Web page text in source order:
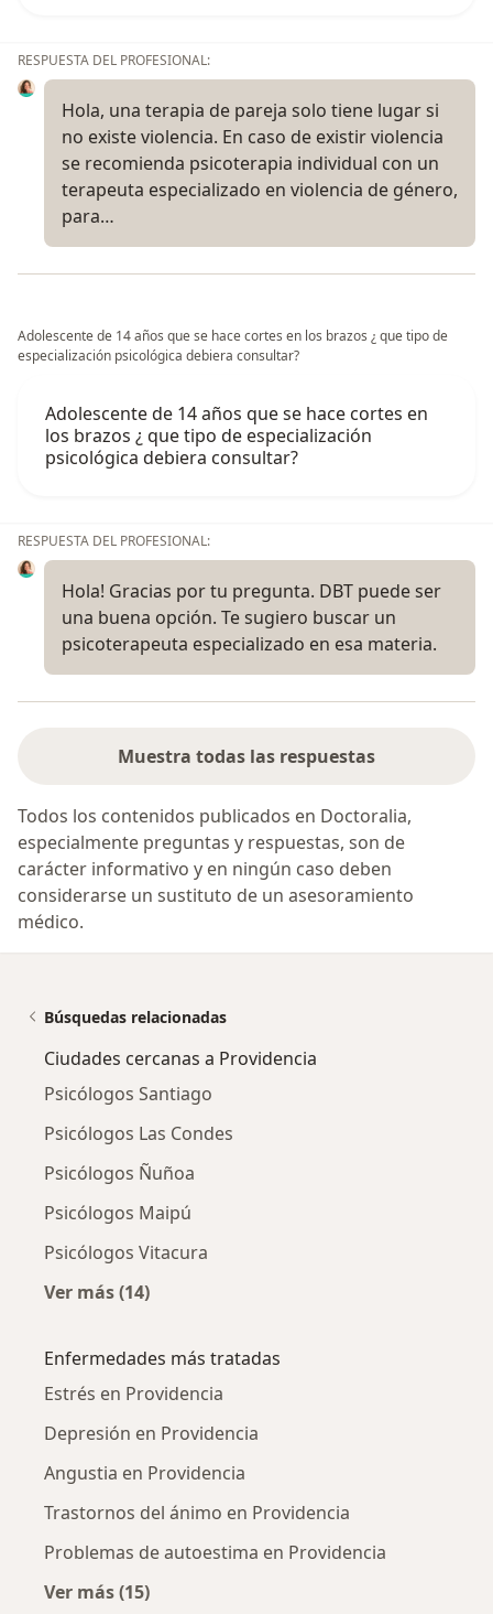
RESPUESTA DEL PROFESIONAL:
Hola, una terapia de pareja solo tiene lugar si
no existe violencia. En caso de existir violencia
se recomienda psicoterapia individual con un
terapeuta especializado en violencia de género,
para…
Adolescente de 14 años que se hace cortes en los brazos ¿ que tipo de
especialización psicológica debiera consultar?
Adolescente de 14 años que se hace cortes en
los brazos ¿ que tipo de especialización
psicológica debiera consultar?
RESPUESTA DEL PROFESIONAL:
Hola! Gracias por tu pregunta. DBT puede ser
una buena opción. Te sugiero buscar un
psicoterapeuta especializado en esa materia.
Muestra todas las respuestas
Todos los contenidos publicados en Doctoralia,
especialmente preguntas y respuestas, son de
carácter informativo y en ningún caso deben
considerarse un sustituto de un asesoramiento
médico.
Búsquedas relacionadas
Ciudades cercanas a Providencia
Psicólogos Santiago
Psicólogos Las Condes
Psicólogos Ñuñoa
Psicólogos Maipú
Psicólogos Vitacura
Ver más (14)
Enfermedades más tratadas
Estrés en Providencia
Depresión en Providencia
Angustia en Providencia
Trastornos del ánimo en Providencia
Problemas de autoestima en Providencia
Ver más (15)